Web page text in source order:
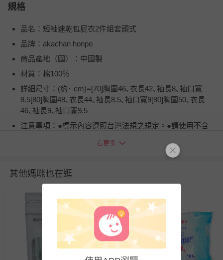
規格
品名：短袖速乾包屁衣2件組套頭式
品牌：akachan honpo
商品產地（國）：中國製
材質：棉100％
詳細尺寸：(約･ cm)=[70]胸圍46､衣長42､袖長8､袖口寬
8.5[80]胸圍48､衣長44､袖長8.5､袖口寬9[90]胸圍50､衣長
46､袖長9､袖口寬9.5
注意事項：●標示內容遵照台灣法規之規定。●請使用不含
您所購買的商品享有7天的鑑賞期／猶豫期權益，但此期間
並非試用期，您所退回的商品必須是未經使用的全新狀態，
包含完整包裝、配件、說明文件及贈品等。
如需退換貨，請於收到商品7天（含例假日內提出），如為
瑕疵退換貨所產生的運費，將由媽咪愛負責處理，若非瑕疵
退貨，您可至『查詢訂單』>『已出貨』中查詢該筆訂單，
並點選『我要退貨』即可進行申請。若有相關退貨問題，請
看更多
其他媽咪也在逛